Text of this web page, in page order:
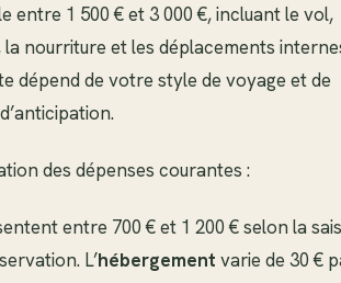
entre 1 500 € et 3 000 €, incluant le vol,
la nourriture et les déplacements
dépend de votre style de voyage et de
des dépenses courantes :
entre 700 € et 1 200 € selon la
L’hébergement varie de 30 €